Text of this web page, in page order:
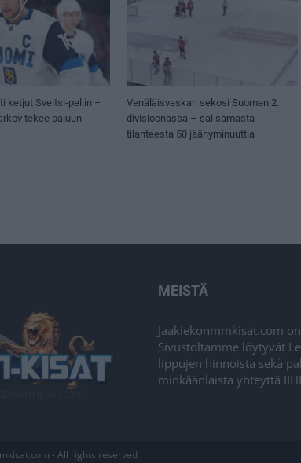
ketjut Sveitsi-peliin –
tekee paluun
Venäläisveskari sekosi Suomen 2.
divisioonassa – sai samasta
tilanteesta 50 jäähyminuuttia
MEISTÄ
Jaakiekonmmkisat.com
Sivustoltamme löytyvät
lippujen hinnoista sekä
minkäänlaista yhteyttä
- All rights reserved